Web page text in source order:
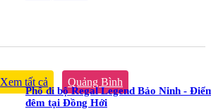
Xem tất cả Quảng Bình
Phố đi bộ Regal Legend Bảo Ninh -
đêm tại Đồng Hới